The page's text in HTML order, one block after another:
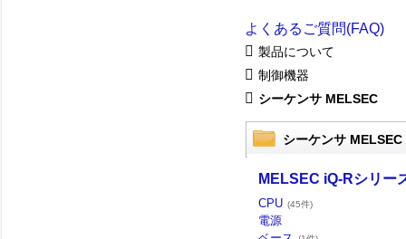
よくあるご質問(FAQ)
製品について
制御機器
シーケンサ MELSEC
シーケンサ MELSEC
MELSEC iQ-Rシリー
CPU (45件)
電源